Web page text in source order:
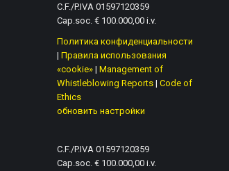
C.F./P.IVA 01597120359
Cap.soc. € 100.000,00 i.v.
Политика конфиденциальности
| Правила использования
«cookie» | Management of
Whistleblowing Reports | Code of
Ethics
обновить настройки
C.F./P.IVA 01597120359
Cap.soc. € 100.000,00 i.v.